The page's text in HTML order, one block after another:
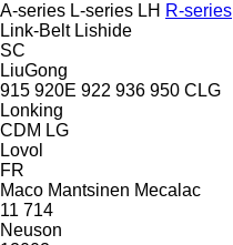
A-series L-series LH R-series
Link-Belt Lishide
SC
LiuGong
915 920E 922 936 950 CLG
Lonking
CDM LG
Lovol
FR
Maco Mantsinen Mecalac
11 714
Neuson